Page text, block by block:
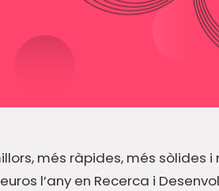
més ràpides, més sòlides i
l’any en Recerca i